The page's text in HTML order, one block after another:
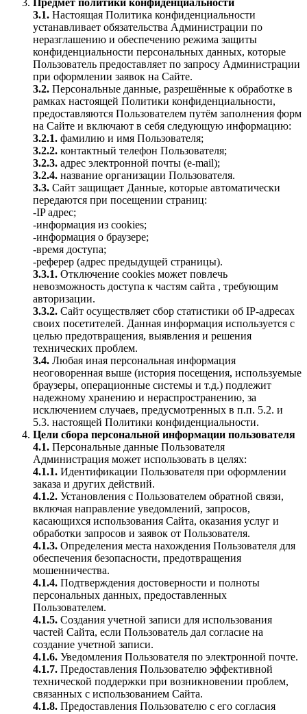
Предмет политики конфиденциальности
3.1. Настоящая Политика конфиденциальности
устанавливает обязательства Администрации по
неразглашению и обеспечению режима защиты
конфиденциальности персональных данных, которые
Пользователь предоставляет по запросу Администрации
при оформлении заявок на Сайте.
3.2. Персональные данные, разрешённые к обработке в
рамках настоящей Политики конфиденциальности,
предоставляются Пользователем путём заполнения форм
на Сайте и включают в себя следующую информацию:
3.2.1. фамилию и имя Пользователя;
3.2.2. контактный телефон Пользователя;
3.2.3. адрес электронной почты (e-mail);
3.2.4. название организации Пользователя.
3.3. Сайт защищает Данные, которые автоматически
передаются при посещении страниц:
-IP адрес;
-информация из cookies;
-информация о браузере;
-время доступа;
-реферер (адрес предыдущей страницы).
3.3.1. Отключение cookies может повлечь
невозможность доступа к частям сайта , требующим
авторизации.
3.3.2. Сайт осуществляет сбор статистики об IP-адресах
своих посетителей. Данная информация используется с
целью предотвращения, выявления и решения
технических проблем.
3.4. Любая иная персональная информация
неоговоренная выше (история посещения, используемые
браузеры, операционные системы и т.д.) подлежит
надежному хранению и нераспространению, за
исключением случаев, предусмотренных в п.п. 5.2. и
5.3. настоящей Политики конфиденциальности.
Цели сбора персональной информации пользователя
4.1. Персональные данные Пользователя
Администрация может использовать в целях:
4.1.1. Идентификации Пользователя при оформлении
заказа и других действий.
4.1.2. Установления с Пользователем обратной связи,
включая направление уведомлений, запросов,
касающихся использования Сайта, оказания услуг и
обработки запросов и заявок от Пользователя.
4.1.3. Определения места нахождения Пользователя для
обеспечения безопасности, предотвращения
мошенничества.
4.1.4. Подтверждения достоверности и полноты
персональных данных, предоставленных
Пользователем.
4.1.5. Создания учетной записи для использования
частей Сайта, если Пользователь дал согласие на
создание учетной записи.
4.1.6. Уведомления Пользователя по электронной почте.
4.1.7. Предоставления Пользователю эффективной
технической поддержки при возникновении проблем,
связанных с использованием Сайта.
4.1.8. Предоставления Пользователю с его согласия